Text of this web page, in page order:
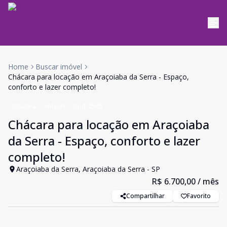
Home
Buscar imóvel
Chácara para locação em Araçoiaba da Serra - Espaço,
conforto e lazer completo!
Chácara para locação em Araçoiaba
da Serra - Espaço, conforto e lazer
completo!
Araçoiaba da Serra, Araçoiaba da Serra - SP
R$ 6.700,00/ mês
Compartilhar Favorito